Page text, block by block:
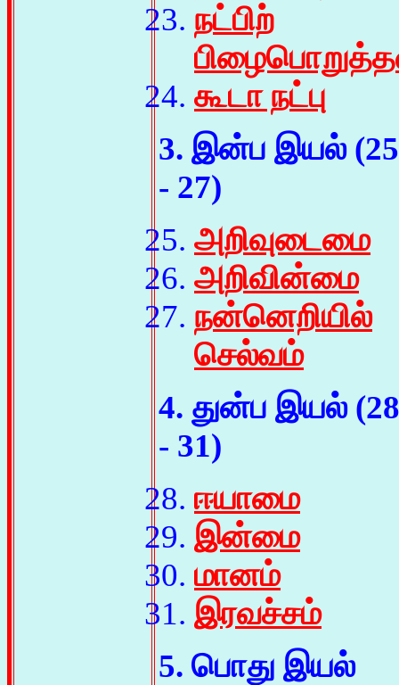
நட்பிற்
கூடா நட்பு
3. இன்ப இயல் (25
- 27)
அறிவுடைமை
அறிவின்மை
நன்னெறியில்
செல்வம்
4. துன்ப இயல் (28
- 31)
ஈயாமை
இன்மை
மானம்
இரவச்சம்
5. பொது இயல்